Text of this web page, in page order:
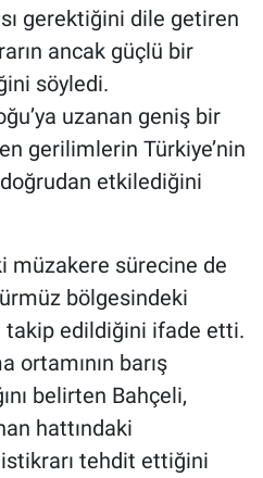
gerektiğini dile getiren
ancak güçlü bir
söyledi.
uzanan geniş bir
gerilimlerin Türkiye’nin
etkilediğini
müzakere sürecine de
bölgesindeki
takip edildiğini ifade etti.
ortamının barış
belirten Bahçeli,
hattındaki
istikrarı tehdit ettiğini